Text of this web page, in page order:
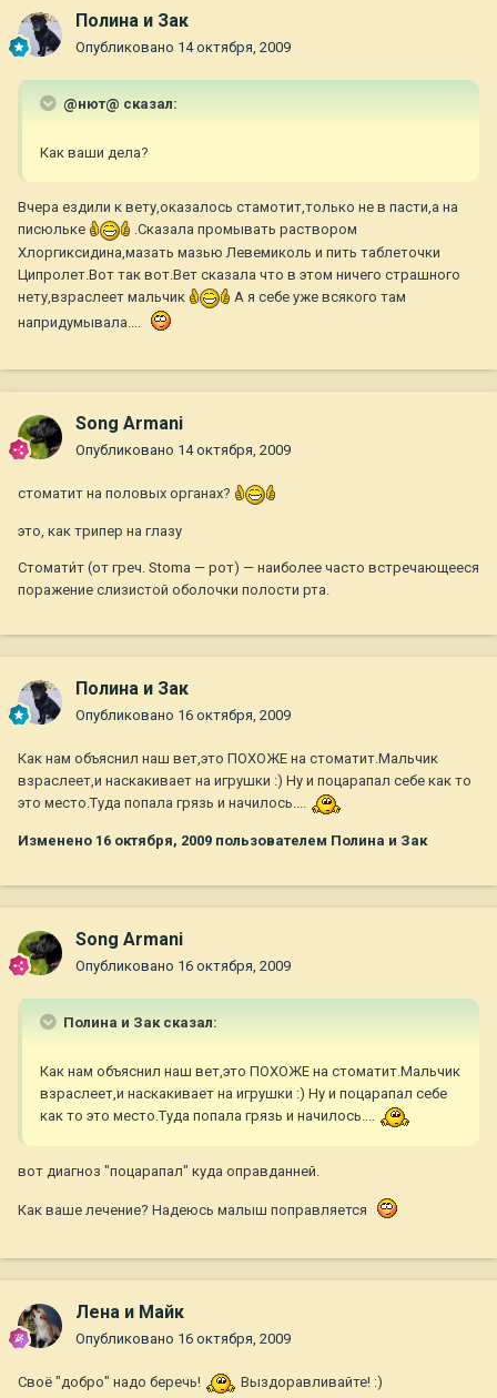
Полина и Зак
Опубликовано 14 октября, 2009
@нют@ сказал:
Как ваши дела?
Вчера ездили к вету,оказалось стамотит,только не в пасти,а на
писюльке
.Сказала промывать раствором
Хлоргиксидина,мазать мазью Левемиколь и пить таблеточки
Ципролет.Вот так вот.Вет сказала что в этом ничего страшного
нету,взраслеет мальчик
А я себе уже всякого там
напридумывала....
Song Armani
Опубликовано 14 октября, 2009
стоматит на половых органах?
это, как трипер на глазу
Стомати́т (от греч. Stoma — рот) — наиболее часто встречающееся
поражение слизистой оболочки полости рта.
Полина и Зак
Опубликовано 16 октября, 2009
Как нам объяснил наш вет,это ПОХОЖЕ на стоматит.Мальчик
взраслеет,и наскакивает на игрушки :) Ну и поцарапал себе как то
это место.Туда попала грязь и начилось....
Изменено 16 октября, 2009 пользователем Полина и Зак
Song Armani
Опубликовано 16 октября, 2009
Полина и Зак сказал:
Как нам объяснил наш вет,это ПОХОЖЕ на стоматит.Мальчик
взраслеет,и наскакивает на игрушки :) Ну и поцарапал себе
как то это место.Туда попала грязь и начилось....
вот диагноз "поцарапал" куда оправданней.
Как ваше лечение? Надеюсь малыш поправляется
Лена и Майк
Опубликовано 16 октября, 2009
Своё "добро" надо беречь! Выздоравливайте! :)